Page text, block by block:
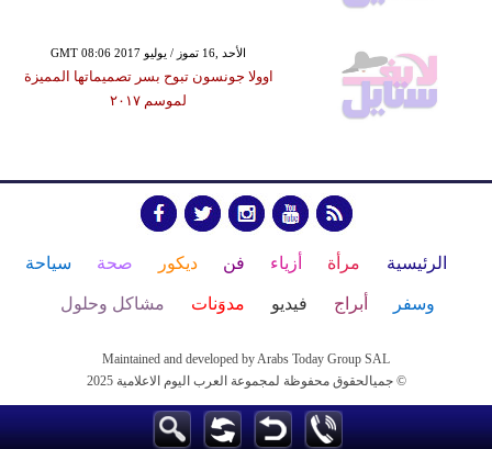
GMT 08:06 2017 الأحد ,16 تموز / يوليو
اوولا جونسون تبوح بسر تصميماتها المميزة
لموسم ٢٠١٧
الرئيسية مرأة أزياء فن ديكور صحة سياحة
وسفر أبراج فيديو مدوَنات مشاكل وحلول
Maintained and developed by Arabs Today Group SAL
جميالحقوق محفوظة لمجموعة العرب اليوم الاعلامية 2025 ©